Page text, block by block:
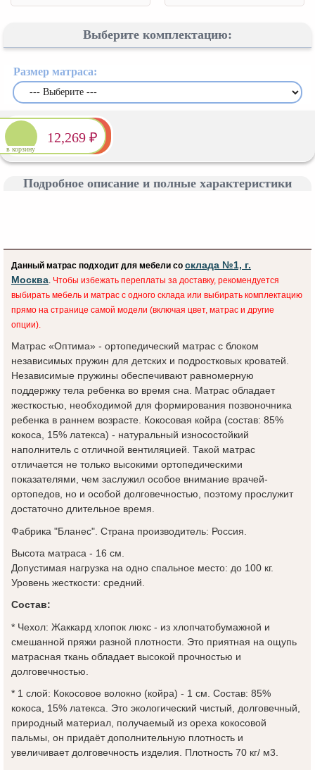
Выберите комплектацию:
Размер матраса:
в корзину
12,269 ₽
Подробное описание и полные характеристики
Данный матрас подходит для мебели со склада №1, г.
Москва. Чтобы избежать переплаты за доставку, рекомендуется
выбирать мебель и матрас с одного склада или выбирать комплектацию
прямо на странице самой модели (включая цвет, матрас и другие
опции).
Матрас «Оптима» - ортопедический матрас с блоком
независимых пружин для детских и подростковых кроватей.
Независимые пружины обеспечивают равномерную
поддержку тела ребенка во время сна. Матрас обладает
жесткостью, необходимой для формирования позвоночника
ребенка в раннем возрасте. Кокосовая койра (состав: 85%
кокоса, 15% латекса) - натуральный износостойкий
наполнитель с отличной вентиляцией. Такой матрас
отличается не только высокими ортопедическими
показателями, чем заслужил особое внимание врачей-
ортопедов, но и особой долговечностью, поэтому прослужит
достаточно длительное время.
Фабрика "Бланес". Страна производитель: Россия.
Высота матраса - 16 см.
Допустимая нагрузка на одно спальное место: до 100 кг.
Уровень жесткости: средний.
Состав:
* Чехол: Жаккард хлопок люкс - из хлопчатобумажной и
смешанной пряжи разной плотности. Это приятная на ощупь
матрасная ткань обладает высокой прочностью и
долговечностью.
* 1 слой: Кокосовое волокно (койра) - 1 см. Состав: 85%
кокоса, 15% латекса. Это экологический чистый, долговечный,
природный материал, получаемый из ореха кокосовой
пальмы, он придаёт дополнительную плотность и
увеличивает долговечность изделия. Плотность 70 кг/ м3.